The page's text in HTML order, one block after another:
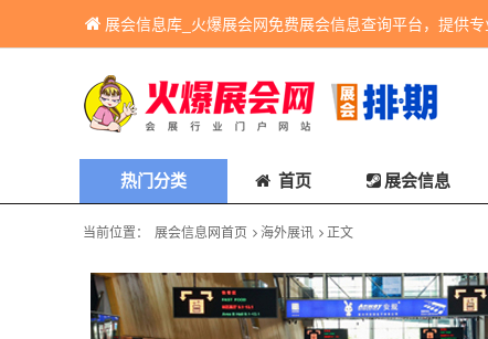
展会信息库_火爆展会网免费展会信息查询平台，提供专
热门分类 首页 展会信息
当前位置： 展会信息网首页 海外展讯 正文